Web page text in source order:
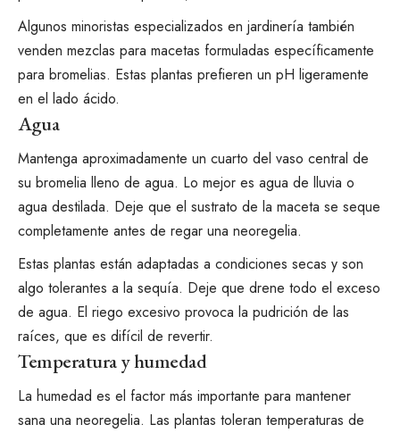
Algunos minoristas especializados en jardinería también
venden mezclas para macetas formuladas específicamente
para bromelias. Estas plantas prefieren un pH ligeramente
en el lado ácido.
Agua
Mantenga aproximadamente un cuarto del vaso central de
su bromelia lleno de agua. Lo mejor es agua de lluvia o
agua destilada. Deje que el sustrato de la maceta se seque
completamente antes de regar una neoregelia.
Estas plantas están adaptadas a condiciones secas y son
algo tolerantes a la sequía. Deje que drene todo el exceso
de agua. El riego excesivo provoca la pudrición de las
raíces, que es difícil de revertir.
Temperatura y humedad
La humedad es el factor más importante para mantener
sana una neoregelia. Las plantas toleran temperaturas de